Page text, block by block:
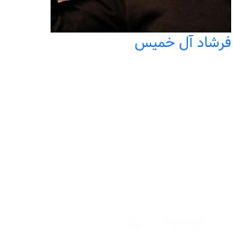
فرشاد آل خمیس